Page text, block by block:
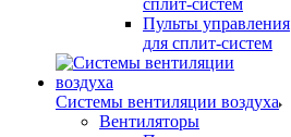
сплит-систем
Пульты управления
для сплит-систем
Системы вентиляции воздуха
Вентиляторы